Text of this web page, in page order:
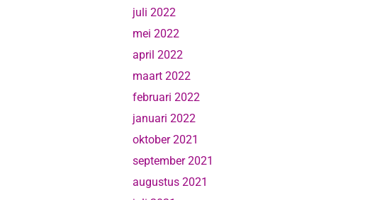
juli 2022
mei 2022
april 2022
maart 2022
februari 2022
januari 2022
oktober 2021
september 2021
augustus 2021